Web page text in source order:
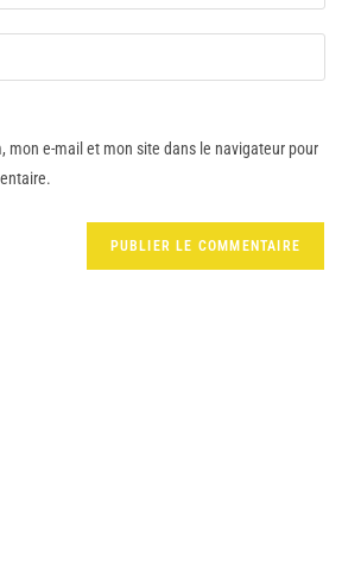
mon e-mail et mon site dans le navigateur pour